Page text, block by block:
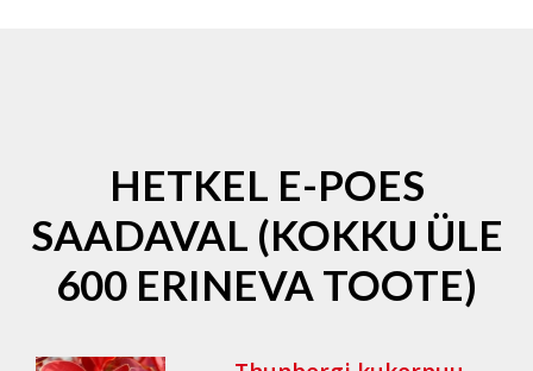
HETKEL E-POES
SAADAVAL (KOKKU ÜLE
600 ERINEVA TOOTE)